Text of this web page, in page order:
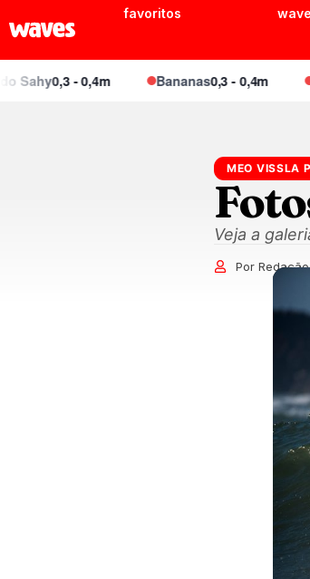
favoritos
0,3 - 0,4m Bananas0,3 - 0,4m
MEO VISSLA
Veja a
Por